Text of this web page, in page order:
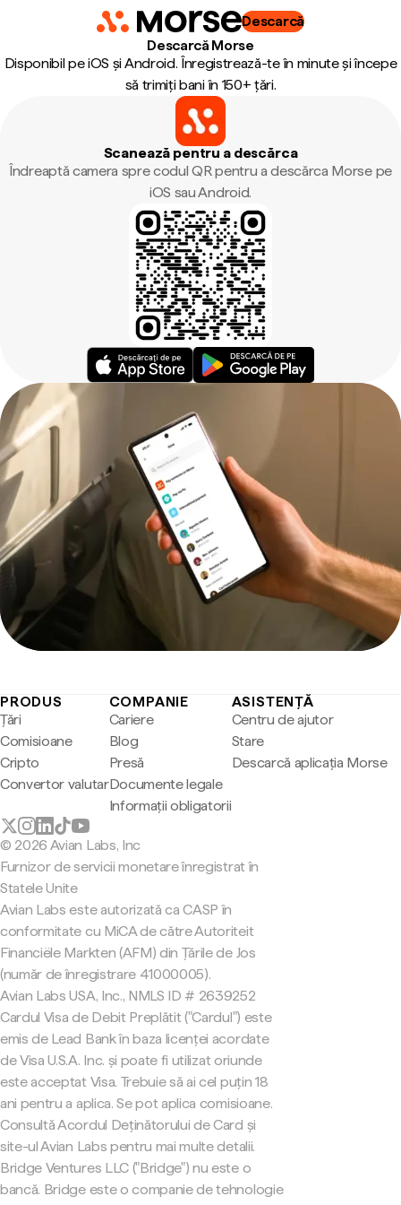
Descarcă
Descarcă Morse
Disponibil pe iOS și Android. Înregistrează-te în minute și începe
să trimiți bani în 150+ țări.
Scanează pentru a descărca
Îndreaptă camera spre codul QR pentru a descărca Morse pe
iOS sau Android.
PRODUS
Țări
Comisioane
Cripto
Convertor valutar
COMPANIE
Cariere
Blog
Presă
Documente legale
Informații obligatorii
ASISTENȚĂ
Centru de ajutor
Stare
Descarcă aplicația Morse
© 2026 Avian Labs, Inc
Furnizor de servicii monetare înregistrat în
Statele Unite
Avian Labs este autorizată ca CASP în
conformitate cu MiCA de către Autoriteit
Financiële Markten (AFM) din Țările de Jos
(număr de înregistrare 41000005).
Avian Labs USA, Inc., NMLS ID # 2639252
Cardul Visa de Debit Preplătit ("Cardul") este
emis de Lead Bank în baza licenței acordate
de Visa U.S.A. Inc. și poate fi utilizat oriunde
este acceptat Visa. Trebuie să ai cel puțin 18
ani pentru a aplica. Se pot aplica comisioane.
Consultă Acordul Deținătorului de Card și
site-ul Avian Labs pentru mai multe detalii.
Bridge Ventures LLC ("Bridge") nu este o
bancă. Bridge este o companie de tehnologie